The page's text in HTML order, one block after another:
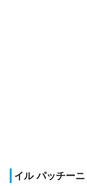
イル パッチーニ